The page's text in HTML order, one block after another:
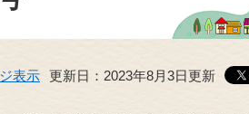
表示 更新日：2023年8月3日更新